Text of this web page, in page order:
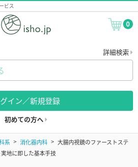
ビス
0
詳細検索
イン／新規登録
初めての方へ
系 消化器内科
大腸内視鏡のファーストステ
地に即した基本手技